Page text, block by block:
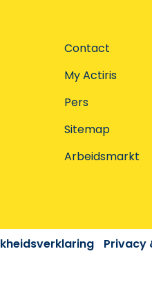
Contact
My Actiris
Pers
Sitemap
Arbeidsmarkt
Privacy